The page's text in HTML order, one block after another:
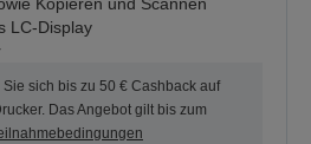
Kopieren und Scannen
LC-Display
sich bis zu 50 € Cashback auf
Das Angebot gilt bis zum